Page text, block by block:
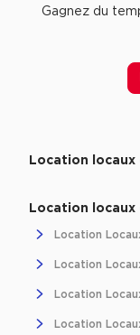
Achat de Bureaux
Achat de Bureaux
Hôtels particuliers
Immeuble
Bureaux certifiés
Immeuble de
Location bureaux
Gagnez du
Location
Location
Location
Location
Location
Location